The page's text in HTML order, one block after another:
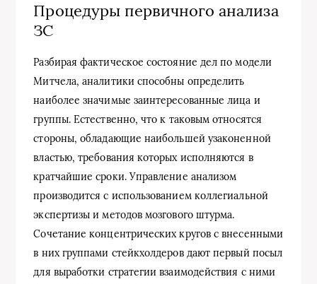
Процедуры первичного анализа
ЗС
Разбирая фактическое состояние дел по модели
Митчела, аналитики способны определить
наиболее значимые заинтересованные лица и
группы. Естественно, что к таковым относятся
стороны, обладающие наибольшей узаконенной
властью, требования которых исполняются в
кратчайшие сроки. Управление анализом
производится с использованием коллегиальной
экспертизы и методов мозгового штурма.
Сочетание концентрических кругов с внесенными
в них группами стейкхолдеров дают первый посыл
для выработки стратегии взаимодействия с ними